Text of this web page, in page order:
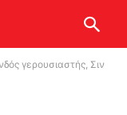
γερουσιαστής, Σιν